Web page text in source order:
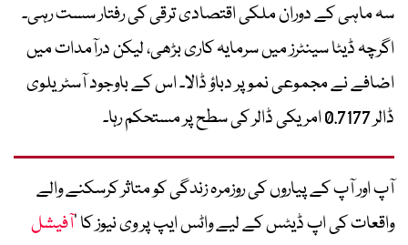
سہ ماہی کے دوران ملکی اقتصادی ترقی کی رفتار سست رہی۔
اگرچہ ڈیٹا سینٹرز میں سرمایہ کاری بڑھی، لیکن درآمدات میں
اضافے نے مجموعی نمو پر دباؤ ڈالا۔ اس کے باوجود آسٹریلوی
ڈالر 0.7177 امریکی ڈالر کی سطح پر مستحکم رہا۔
آپ اور آپ کے پیاروں کی روزمرہ زندگی کو متاثر کرسکنے والے
واقعات کی اپ ڈیٹس کے لیے واٹس ایپ پر وی نیوز کا ’آفیشل